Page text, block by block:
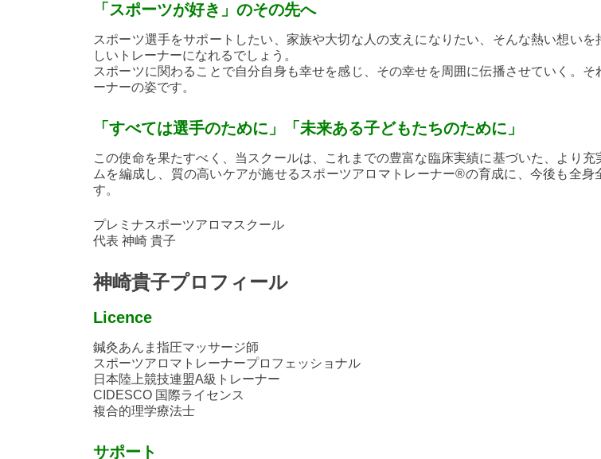
「スポーツが好き」のその先へ
スポーツ選手をサポートしたい、家族や大切な人の支えになりたい、そんな熱い想いを
しいトレーナーになれるでしょう。
スポーツに関わることで自分自身も幸せを感じ、その幸せを周囲に伝播させていく。そ
ーナーの姿です。
「すべては選手のために」「未来ある子どもたちのために」
この使命を果たすべく、当スクールは、これまでの豊富な臨床実績に基づいた、より充
ムを編成し、質の高いケアが施せるスポーツアロマトレーナー®の育成に、今後も全身
す。
プレミナスポーツアロマスクール
代表 神崎 貴子
神崎貴子プロフィール
Licence
鍼灸あんま指圧マッサージ師
スポーツアロマトレーナープロフェッショナル
日本陸上競技連盟A級トレーナー
CIDESCO 国際ライセンス
複合的理学療法士
サポート